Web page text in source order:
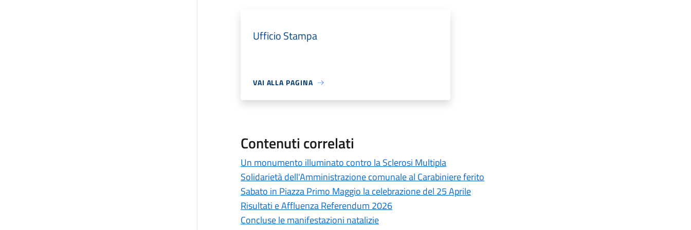
Ufficio Stampa
VAI ALLA PAGINA
Contenuti correlati
Un monumento illuminato contro la Sclerosi Multipla
Solidarietà dell'Amministrazione comunale al Carabiniere ferito
Sabato in Piazza Primo Maggio la celebrazione del 25 Aprile
Risultati e Affluenza Referendum 2026
Concluse le manifestazioni natalizie